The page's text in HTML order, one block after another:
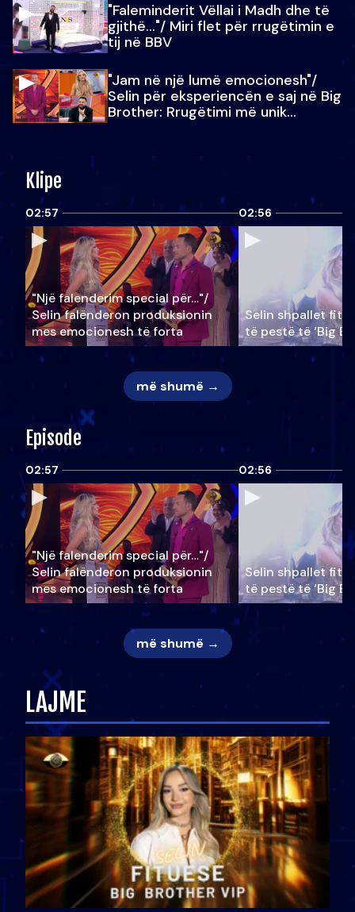
"Faleminderit Vëllai i Madh dhe të
gjithë…"/ Miri flet për rrugëtimin e
tij në BBV
"Jam në një lumë emocionesh"/
Selin për eksperiencën e saj në Big
Brother: Rrugëtimi më unik…
Klipe
02:57
"Një falenderim special për…"/
Selin falënderon produksionin
mes emocionesh të forta
02:56
Selin shpallet
të pestë të ‘Big
më shumë →
Episode
02:57
"Një falenderim special për…"/
Selin falënderon produksionin
mes emocionesh të forta
02:56
Selin shpallet
të pestë të ‘Big
më shumë →
LAJME